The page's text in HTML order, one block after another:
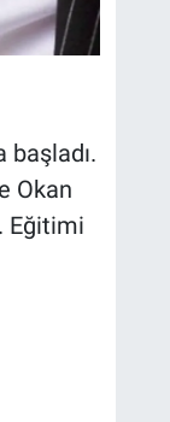
başladı.
Okan
Eğitimi